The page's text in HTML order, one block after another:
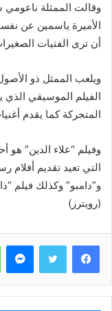
وقالت الممثلة ناعومي
الأميرة ياسمين عن
أن ترى الفتيات
ويلعب الممثل ذو
الفيلم الموسيقي الذي
المتحركة كما يقدم
وفيلم “علاء الدين” هو
التي تعيد تقديم
و”دامبو” وكذلك فيلم
(رويترز)